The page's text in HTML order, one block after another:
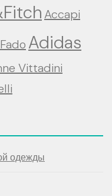
Accapi
Adidas
Vittadini
одежды